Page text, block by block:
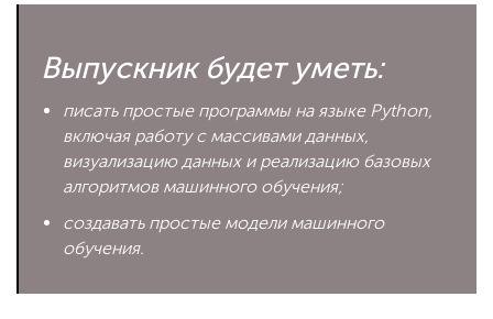
Выпускник будет уметь:
писать простые программы на языке Python,
включая работу с массивами данных,
визуализацию данных и реализацию базовых
алгоритмов машинного обучения;
создавать простые модели машинного
обучения.